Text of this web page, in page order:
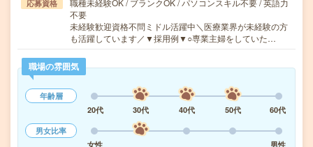
応募資格
職種未経験OK / ブランクOK / パソコンスキル不要 / 英語力
不要
未経験歓迎資格不問ミドル活躍中＼医療業界が未経験の方
も活躍しています／▼採用例▼○専業主婦をしていた…
職場の雰囲気
年齢層
20代
30代 40代 50代
60代
男女比率
女性
男性